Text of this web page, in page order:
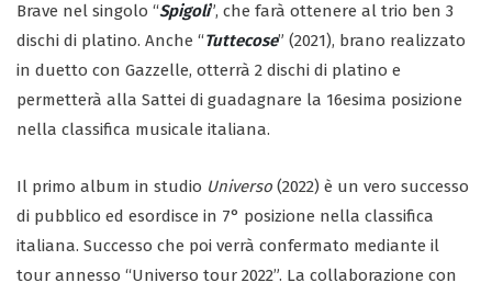
Brave nel singolo “Spigoli”, che farà ottenere al trio ben 3
dischi di platino. Anche “Tuttecose” (2021), brano realizzato
in duetto con Gazzelle, otterrà 2 dischi di platino e
permetterà alla Sattei di guadagnare la 16esima posizione
nella classifica musicale italiana.
Il primo album in studio Universo (2022) è un vero successo
di pubblico ed esordisce in 7° posizione nella classifica
italiana. Successo che poi verrà confermato mediante il
tour annesso “Universo tour 2022”. La collaborazione con